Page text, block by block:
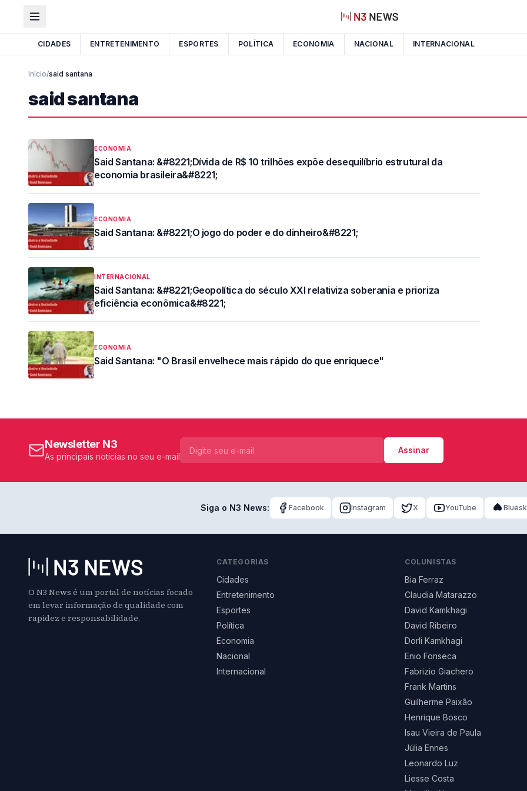
CIDADES ENTRETENIMENTO ESPORTES POLÍTICA ECONOMIA NACIONAL INTERNACIONAL
Início/said santana
said santana
ECONOMIA
Said Santana: &#8221;Dívida de R$ 10 trilhões expõe desequilíbrio estrutural da
economia brasileira&#8221;
ECONOMIA
Said Santana: &#8221;O jogo do poder e do dinheiro&#8221;
INTERNACIONAL
Said Santana: &#8221;Geopolítica do século XXI relativiza soberania e prioriza
eficiência econômica&#8221;
ECONOMIA
Said Santana: "O Brasil envelhece mais rápido do que enriquece"
Newsletter N3
As principais notícias no seu e-mail
Assinar
Siga o N3 News: Facebook Instagram X YouTube
O N3 News é um portal de notícias focado
em levar informação de qualidade com
rapidez e responsabilidade.
CATEGORIAS
Cidades
Entretenimento
Esportes
Política
Economia
Nacional
Internacional
COLUNISTAS
Bia Ferraz
Claudia Matarazzo
David Kamkhagi
David Ribeiro
Dorli Kamkhagi
Enio Fonseca
Fabrizio Giachero
Frank Martins
Guilherme Paixão
Henrique Bosco
Isau Vieira de Paula
Júlia Ennes
Leonardo Luz
Liesse Costa